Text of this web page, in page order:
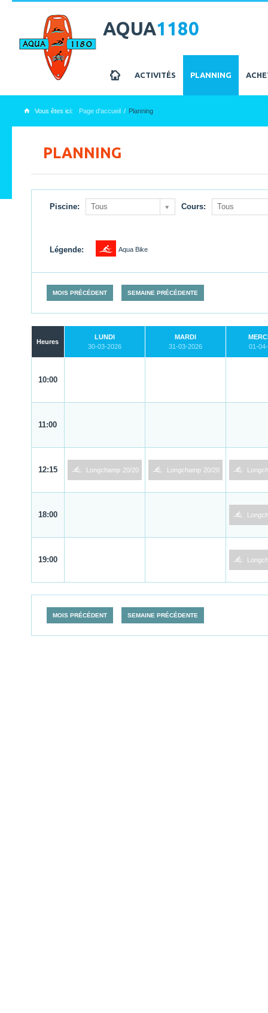
AQUA1180
z ACTIVITÉS PLANNING
x Vous êtes ici: Page d'accueil Planning
PLANNING
Piscine: Tous Cours: Tous
Légende: 1 Aqua Bike
MOIS PRÉCÉDENT SEMAINE PRÉCÉDENTE
Heures
LUNDI
30-03-2026
MARDI
31-03-2026
01-
10:00
11:00
12:15 1 Longchamp 20/20 1 Longchamp 20/20 1
18:00 1
19:00 1
MOIS PRÉCÉDENT SEMAINE PRÉCÉDENTE